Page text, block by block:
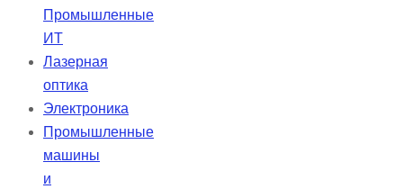
Промышленные
ИТ
Лазерная
оптика
Электроника
Промышленные
машины
и